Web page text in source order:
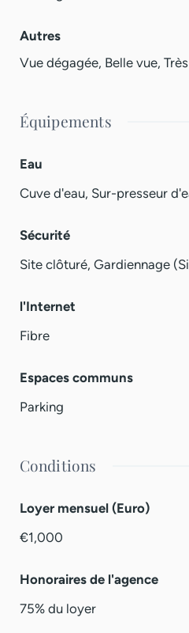
Autres
Vue dégagée, Belle vue,
Équipements
Eau
Cuve d'eau, Sur-presseur
Sécurité
Site clôturé, Gardiennage
l'Internet
Fibre
Espaces communs
Parking
Conditions
Loyer mensuel (Euro)
€1,000
Honoraires de l'agence
75% du loyer